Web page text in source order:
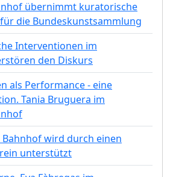
übernimmt kuratorische
die Bundeskunstsammlung
Interventionen im
den Diskurs
als Performance - eine
Tania Bruguera im
wird durch einen
unterstützt